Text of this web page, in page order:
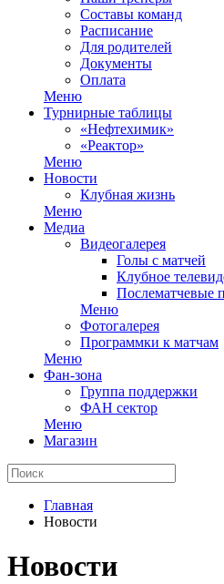
Составы команд
Расписание
Для родителей
Документы
Оплата
Меню
Турнирные таблицы
«Нефтехимик»
«Реактор»
Меню
Новости
Клубная жизнь
Меню
Медиа
Видеогалерея
Голы с матчей
Клубное
Послематчевые
Меню
Фотогалерея
Программки к матчам
Меню
Фан-зона
Группа поддержки
ФАН сектор
Меню
Магазин
Главная
Новости
Новости